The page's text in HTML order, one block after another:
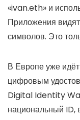
«ivan.eth» и
Приложения
символов. Это
В Европе уже
цифровым
Digital Identity
национальный ID,